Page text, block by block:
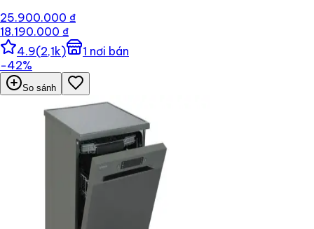
25.900.000 ₫
18.190.000 ₫
4.9(2,1k) 1 nơi bán
−42%
So sánh